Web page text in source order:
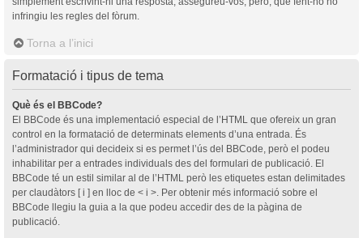
infringiu les regles del fòrum.
Torna a l’inici
Formatació i tipus de tema
Què és el BBCode?
El BBCode és una implementació especial de l’HTML que ofereix un gran
control en la formatació de determinats elements d’una entrada. És
l’administrador qui decideix si es permet l’ús del BBCode, però el podeu
inhabilitar per a entrades individuals des del formulari de publicació. El
BBCode té un estil similar al de l’HTML però les etiquetes estan delimitades
per claudàtors [ i ] en lloc de < i >. Per obtenir més informació sobre el
BBCode llegiu la guia a la que podeu accedir des de la pàgina de
publicació.